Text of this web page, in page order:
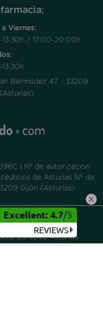
Excellent: 4.7/5
REVIEWS
a Viernes:
13:30h / 17:00-20:00h
Bermúdez 47 - 33209
| Nº de autorizacion
de Asturias Nº de
Gijón (Asturias)
Política de cookies
Europeo Asturias